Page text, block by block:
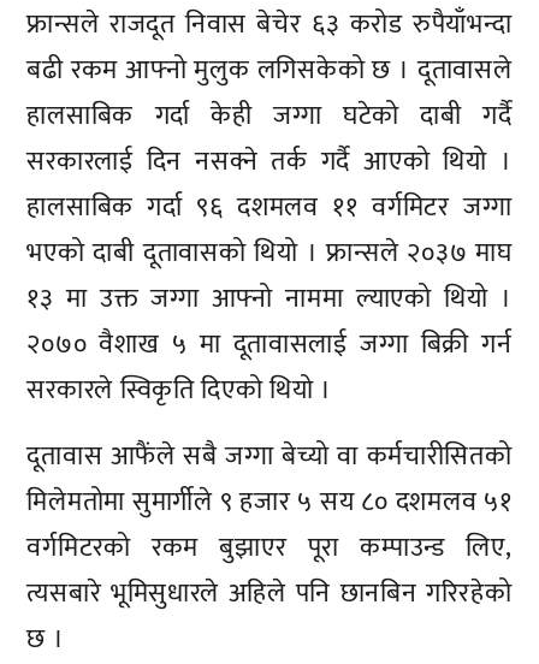
फ्रान्सले राजदूत निवास बेचेर ६३ करोड रुपैयाँभन्दा
बढी रकम आफ्नो मुलुक लगिसकेको छ । दूतावासले
हालसाबिक गर्दा केही जग्गा घटेको दाबी गर्दै
सरकारलाई दिन नसक्ने तर्क गर्दै आएको थियो ।
हालसाबिक गर्दा ९६ दशमलव ११ वर्गमिटर जग्गा
भएको दाबी दूतावासको थियो । फ्रान्सले २०३७ माघ
१३ मा उक्त जग्गा आफ्नो नाममा ल्याएको थियो ।
२०७० वैशाख ५ मा दूतावासलाई जग्गा बिक्री गर्न
सरकारले स्विकृति दिएको थियो ।
दूतावास आफैंले सबै जग्गा बेच्यो वा कर्मचारीसितको
मिलेमतोमा सुमार्गीले ९ हजार ५ सय ८० दशमलव ५१
वर्गमिटरको रकम बुझाएर पूरा कम्पाउन्ड लिए,
त्यसबारे भूमिसुधारले अहिले पनि छानबिन गरिरहेको
छ ।